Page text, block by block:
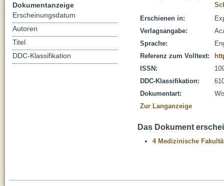
Erschienen in:
Verlagsangabe:
Sprache:
Referenz zum Volltext:
ISSN:
DDC-Klassifikation:
Dokumentart:
Zur Langanzeige
Das Dokument
4 Medizinische
Dokumentanzeige
Erscheinungsdatum
Autoren
Titel
DDC-Klassifikation